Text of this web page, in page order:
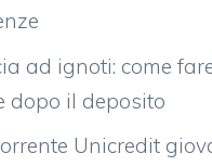
ad ignoti: come
dopo il deposito
Unicredit